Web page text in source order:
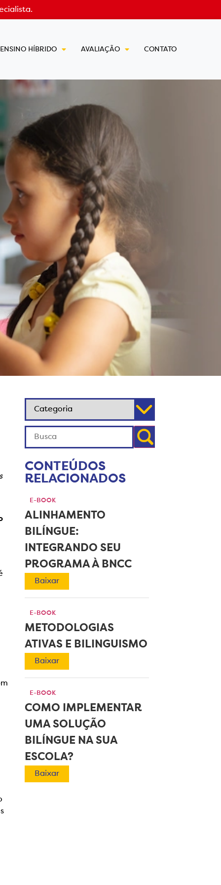
ENSINO HÍBRIDO AVALIAÇÃO CONTATO
CONTEÚDOS
RELACIONADOS
E-BOOK
ALINHAMENTO
BILÍNGUE:
INTEGRANDO SEU
PROGRAMA À BNCC
Baixar
E-BOOK
METODOLOGIAS
ATIVAS E BILINGUISMO
Baixar
E-BOOK
COMO IMPLEMENTAR
UMA SOLUÇÃO
BILÍNGUE NA SUA
ESCOLA?
Baixar